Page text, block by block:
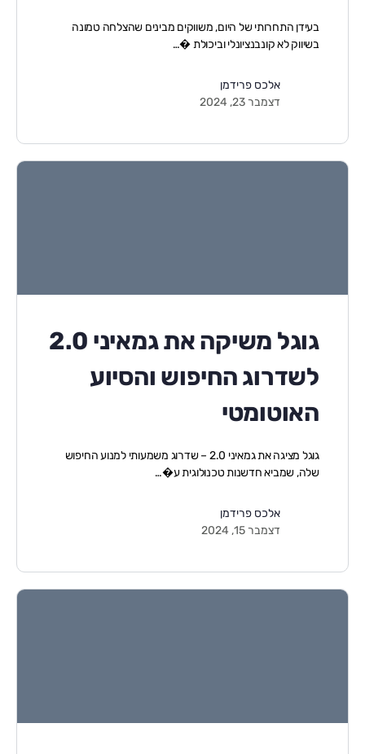
בעידן התחרותי של היום, משווקים מבינים שהצלחה טמונה
בשיווק לא קונבנציונלי וביכולת �…
אלכס פרידמן
דצמבר 23, 2024
גוגל משיקה את גמאיני 2.0
לשדרוג החיפוש והסיוע
האוטומטי
גוגל מציגה את גמאיני 2.0 – שדרוג משמעותי למנוע החיפוש
שלה, שמביא חדשנות טכנולוגית ע�…
אלכס פרידמן
דצמבר 15, 2024